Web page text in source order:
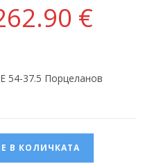
€
54-37.5 Порцеланов
В КОЛИЧКАТА